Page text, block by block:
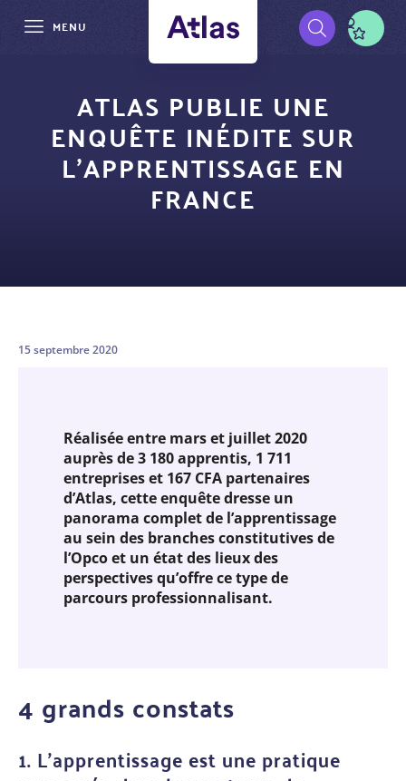
MENU
Pré-
navigation
ATLAS PUBLIE UNE
ENQUÊTE INÉDITE SUR
L’APPRENTISSAGE EN
FRANCE
15 septembre 2020
Réalisée entre mars et juillet 2020
auprès de 3 180 apprentis, 1 711
entreprises et 167 CFA partenaires
d’Atlas, cette enquête dresse un
panorama complet de l’apprentissage
au sein des branches constitutives de
l’Opco et un état des lieux des
perspectives qu’offre ce type de
parcours professionnalisant.
4 grands constats
1. L’apprentissage est une pratique